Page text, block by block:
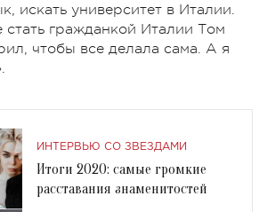
искать университет в Италии.
стать гражданкой Италии Том
чтобы все делала сама. А я
ИНТЕРВЬЮ СО ЗВЕЗДАМИ
Итоги 2020: самые громкие
расставания знаменитостей